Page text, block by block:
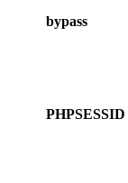
bypass
PHPSESSID